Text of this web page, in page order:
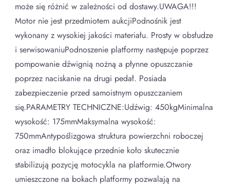
może się różnić w zależności od dostawy.UWAGA!!!
Motor nie jest przedmiotem aukcjiPodnośnik jest
wykonany z wysokiej jakości materiału. Prosty w obsłudze
i serwisowaniuPodnoszenie platformy następuje poprzez
pompowanie dźwignią nożną a płynne opuszczanie
poprzez naciskanie na drugi pedał. Posiada
zabezpieczenie przed samoistnym opuszczaniem
się.PARAMETRY TECHNICZNE:Udźwig: 450kgMinimalna
wysokość: 175mmMaksymalna wysokość:
750mmAntypoślizgowa struktura powierzchni roboczej
oraz imadło blokujące przednie koło skutecznie
stabilizują pozycję motocykla na platformie.Otwory
umieszczone na bokach platformy pozwalają na